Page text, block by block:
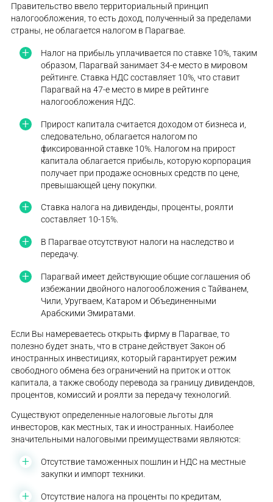
Правительство ввело территориальный принцип
налогообложения, то есть доход, полученный за пределами
страны, не облагается налогом в Парагвае.
Налог на прибыль уплачивается по ставке 10%, таким
образом, Парагвай занимает 34-е место в мировом
рейтинге. Ставка НДС составляет 10%, что ставит
Парагвай на 47-е место в мире в рейтинге
налогообложения НДС.
Прирост капитала считается доходом от бизнеса и,
следовательно, облагается налогом по
фиксированной ставке 10%. Налогом на прирост
капитала облагается прибыль, которую корпорация
получает при продаже основных средств по цене,
превышающей цену покупки.
Ставка налога на дивиденды, проценты, роялти
составляет 10-15%.
В Парагвае отсутствуют налоги на наследство и
передачу.
Парагвай имеет действующие общие соглашения об
избежании двойного налогообложения с Тайванем,
Чили, Уругваем, Катаром и Объединенными
Арабскими Эмиратами.
Если Вы намереваетесь открыть фирму в Парагвае, то
полезно будет знать, что в стране действует Закон об
иностранных инвестициях, который гарантирует режим
свободного обмена без ограничений на приток и отток
капитала, а также свободу перевода за границу дивидендов,
процентов, комиссий и роялти за передачу технологий.
Существуют определенные налоговые льготы для
инвесторов, как местных, так и иностранных. Наиболее
значительными налоговыми преимуществами являются:
Отсутствие таможенных пошлин и НДС на местные
закупки и импорт техники.
Отсутствие налога на проценты по кредитам,